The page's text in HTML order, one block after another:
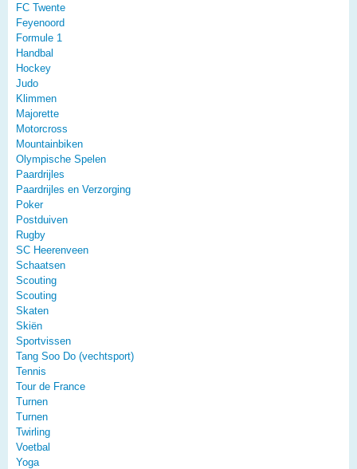
FC Twente
Feyenoord
Formule 1
Handbal
Hockey
Judo
Klimmen
Majorette
Motorcross
Mountainbiken
Olympische Spelen
Paardrijles
Paardrijles en Verzorging
Poker
Postduiven
Rugby
SC Heerenveen
Schaatsen
Scouting
Scouting
Skaten
Skiën
Sportvissen
Tang Soo Do (vechtsport)
Tennis
Tour de France
Turnen
Turnen
Twirling
Voetbal
Yoga